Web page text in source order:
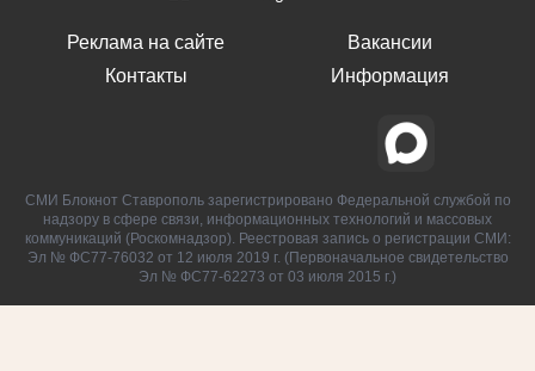
Реклама на сайте
Контакты
Вакансии
Информация
СМИ Блокнот Ставрополь зарегистрировано Федеральной службой по
надзору в сфере связи, информационных технологий и массовых
коммуникаций (Роскомнадзор). Реестровая запись о регистрации СМИ:
Эл № ФС77-76032 от 12 июля 2019 г. (Первоначальное свидетельство
Эл № ФС77-62273 от 03 июля 2015 г.)